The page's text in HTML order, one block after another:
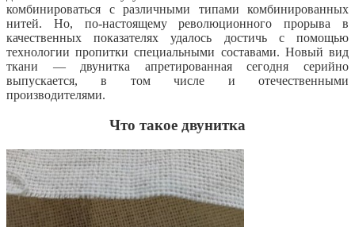
комбинироваться с различными типами комбинированных
нитей. Но, по-настоящему революционного прорыва в
качественных показателях удалось достичь с помощью
технологии пропитки специальными составами. Новый вид
ткани — двунитка апретированная сегодня серийно
выпускается, в том числе и отечественными
производителями.
Что такое двунитка